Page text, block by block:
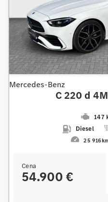
Mercedes-Benz
C 220 d
147
Diesel
25
Cena
54.900 €